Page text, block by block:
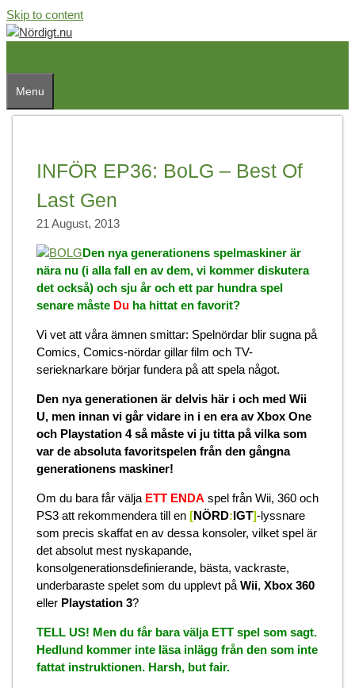
Skip to content
Menu
INFÖR EP36: BoLG – Best Of
Last Gen
21 August, 2013
Den nya generationens spelmaskiner är
nära nu (i alla fall en av dem, vi kommer diskutera
det också) och sju år och ett par hundra spel
senare måste Du ha hittat en favorit?
Vi vet att våra ämnen smittar: Spelnördar blir sugna på
Comics, Comics-nördar gillar film och TV-
serieknarkare börjar fundera på att spela något.
Den nya generationen är delvis här i och med Wii
U, men innan vi går vidare in i en era av Xbox One
och Playstation 4 så måste vi ju titta på vilka som
var de absoluta favoritspelen från den gångna
generationens maskiner!
Om du bara får välja ETT ENDA spel från Wii, 360 och
PS3 att rekommendera till en [NÖRD:IGT]-lyssnare
som precis skaffat en av dessa konsoler, vilket spel är
det absolut mest nyskapande,
konsolgenerationsdefinierande, bästa, vackraste,
underbaraste spelet som du upplevt på Wii, Xbox 360
eller Playstation 3?
TELL US! Men du får bara välja ETT spel som sagt.
Hedlund kommer inte läsa inlägg från den som inte
fattat instruktionen. Harsh, but fair.